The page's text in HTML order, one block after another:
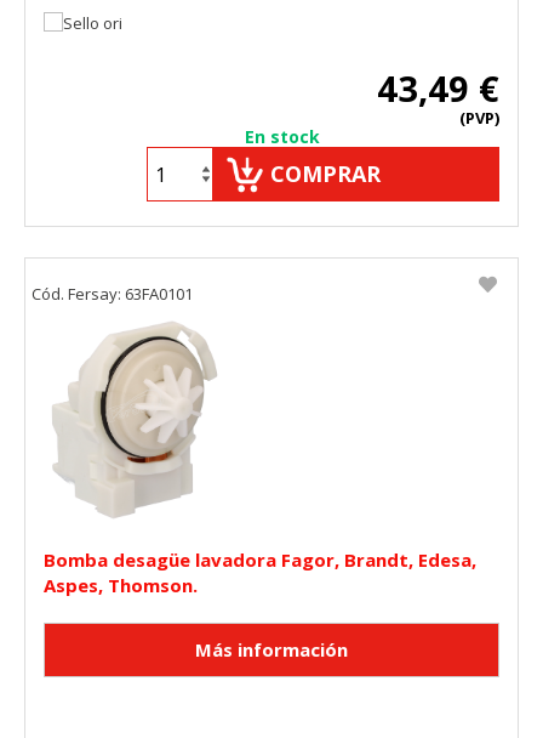
43,49 €
(PVP)
En stock
COMPRAR
Bomba desagüe lavadora Fagor, Brandt, Edesa,
Aspes, Thomson.
Cód. Fersay: 63FA0101